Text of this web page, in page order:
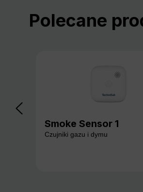
Pomiń galerię produktów
Polecane
Smoke Sensor 1
Czujniki gazu i dymu